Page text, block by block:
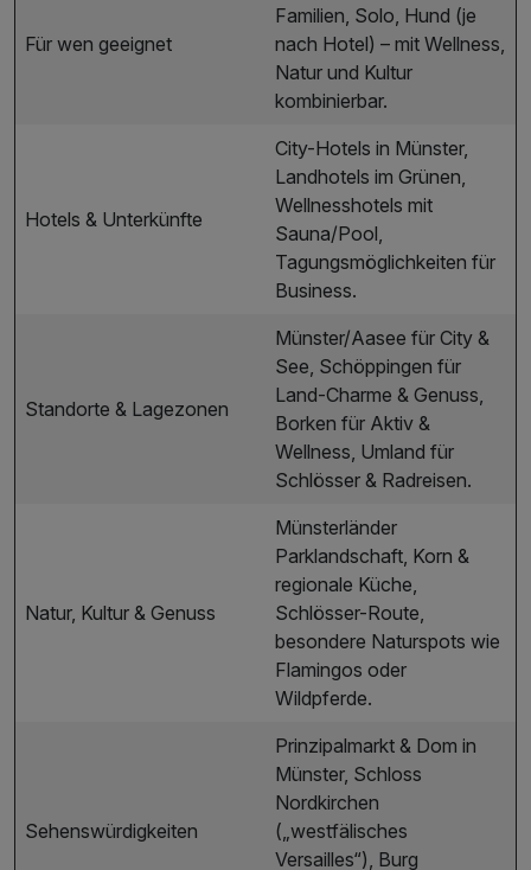
Für wen geeignet
Familien, Solo, Hund (je
nach Hotel) – mit Wellness,
Natur und Kultur
kombinierbar.
Hotels & Unterkünfte
City-Hotels in Münster,
Landhotels im Grünen,
Wellnesshotels mit
Sauna/Pool,
Tagungsmöglichkeiten für
Business.
Standorte & Lagezonen
Münster/Aasee für City &
See, Schöppingen für
Land-Charme & Genuss,
Borken für Aktiv &
Wellness, Umland für
Schlösser & Radreisen.
Natur, Kultur & Genuss
Münsterländer
Parklandschaft, Korn &
regionale Küche,
Schlösser-Route,
besondere Naturspots wie
Flamingos oder
Wildpferde.
Sehenswürdigkeiten
Prinzipalmarkt & Dom in
Münster, Schloss
Nordkirchen
(„westfälisches
Versailles“), Burg